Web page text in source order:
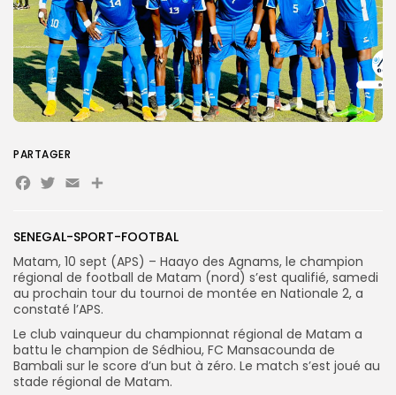
FR
SENEGAL-SPORT-FOOTBAL
Matam, 10 sept (APS) – Haayo des Agnams, le champion
régional de football de Matam (nord) s’est qualifié, samedi
au prochain tour du tournoi de montée en Nationale 2, a
constaté l’APS.
Le club vainqueur du championnat régional de Matam a
battu le champion de Sédhiou, FC Mansacounda de
Bambali sur le score d’un but à zéro. Le match s’est joué au
stade régional de Matam.
PARTAGER
Facebook
Twitter
EmailPartager